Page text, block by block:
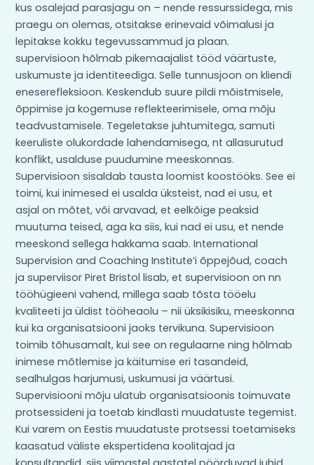
kus osalejad parasjagu on – nende ressurssidega, mis
praegu on olemas, otsitakse erinevaid võimalusi ja
lepitakse kokku tegevussammud ja plaan.
supervisioon hõlmab pikemaajalist tööd väärtuste,
uskumuste ja identiteediga. Selle tunnusjoon on kliendi
eneserefleksioon. Keskendub suure pildi mõistmisele,
õppimise ja kogemuse reflekteerimisele, oma mõju
teadvustamisele. Tegeletakse juhtumitega, samuti
keeruliste olukordade lahendamisega, nt allasurutud
konflikt, usalduse puudumine meeskonnas.
Supervisioon sisaldab tausta loomist koostööks. See ei
toimi, kui inimesed ei usalda üksteist, nad ei usu, et
asjal on mõtet, või arvavad, et eelkõige peaksid
muutuma teised, aga ka siis, kui nad ei usu, et nende
meeskond sellega hakkama saab. International
Supervision and Coaching Institute’i õppejõud, coach
ja superviisor Piret Bristol lisab, et supervisioon on nn
tööhügieeni vahend, millega saab tõsta tööelu
kvaliteeti ja üldist tööheaolu – nii üksikisiku, meeskonna
kui ka organisatsiooni jaoks tervikuna. Supervisioon
toimib tõhusamalt, kui see on regulaarne ning hõlmab
inimese mõtlemise ja käitumise eri tasandeid,
sealhulgas harjumusi, uskumusi ja väärtusi.
Supervisiooni mõju ulatub organisatsioonis toimuvate
protsessideni ja toetab kindlasti muudatuste tegemist.
Kui varem on Eestis muudatuste protsessi toetamiseks
kaasatud väliste ekspertidena koolitajad ja